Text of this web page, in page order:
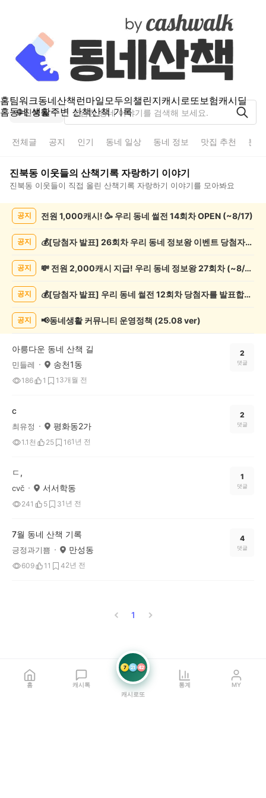
홈팀워크동네산책런마일모두의챌린지캐시로또보험캐시딜
홈동네 생활주변 산책산책 기록
진북동
전체글 공지 인기 동네 일상 동네 정보 맛집 추천 분
진북동 이웃들의 산책기록 자랑하기 이야기
진북동 이웃들이 직접 올린 산책기록 자랑하기 이야기를 모아봐요
게
공지 전원 1,000캐시! 🥳 우리 동네 썰전 14회차 OPEN (~8/17)
공지 💰[당첨자 발표] 26회차 우리 동네 정보왕 이벤트 당첨자를 발표합니다!
공지 💸 전원 2,000캐시 지급! 우리 동네 정보왕 27회차 (~8/10)
공지 💰[당첨자 발표] 우리 동네 썰전 12회차 당첨자를 발표합니다!
공지 📢동네생활 커뮤니티 운영정책 (25.08 ver)
아릉다운 동네 산책 길
민들레 송천1동
186 1 1 3개월 전
2
댓글
c
최유정 평화동2가
1.1천 25 161년 전
2
댓글
ㄷ,
cvč 서서학동
241 5 31년 전
1
댓글
7월 동네 산책 기록
긍정과기쁨 만성동
609 11 42년 전
4
댓글
1
홈 캐시톡
7 21 42
캐시로또
통계 MY